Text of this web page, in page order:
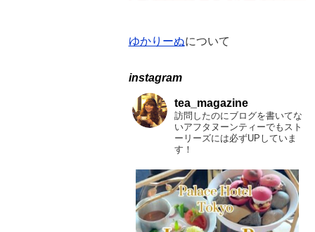
ゆかりーぬについて
instagram
tea_magazine
訪問したのにブログを書いてな
いアフタヌーンティーでもスト
ーリーズには必ずUPしていま
す！